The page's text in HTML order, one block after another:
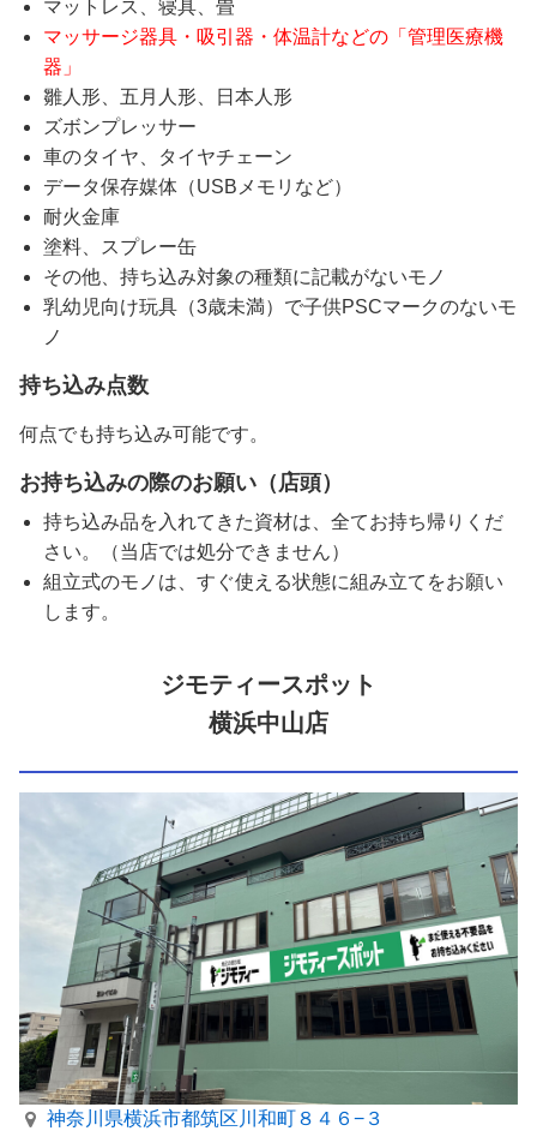
マットレス、寝具、畳
マッサージ器具・吸引器・体温計などの「管理医療機
器」
雛人形、五月人形、日本人形
ズボンプレッサー
車のタイヤ、タイヤチェーン
データ保存媒体（USBメモリなど）
耐火金庫
塗料、スプレー缶
その他、持ち込み対象の種類に記載がないモノ
乳幼児向け玩具（3歳未満）で子供PSCマークのないモ
ノ
持ち込み点数
何点でも持ち込み可能です。
お持ち込みの際のお願い（店頭）
持ち込み品を入れてきた資材は、全てお持ち帰りくだ
さい。（当店では処分できません）
組立式のモノは、すぐ使える状態に組み立てをお願い
します。
ジモティースポット
横浜中山店
神奈川県横浜市都筑区川和町８４６−３